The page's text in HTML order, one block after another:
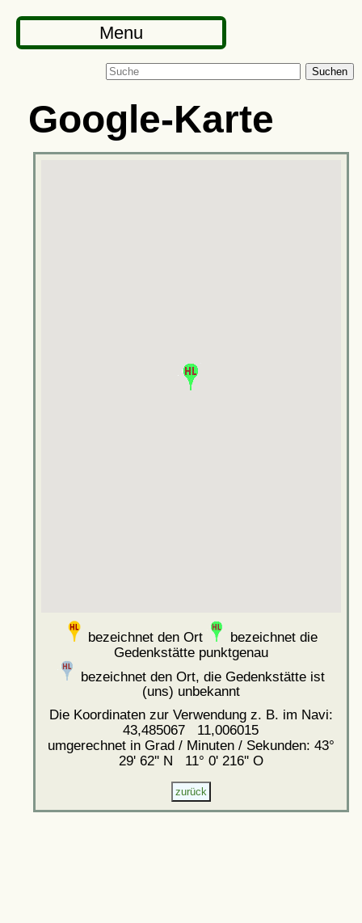
Menu
Suchen
Google-Karte
bezeichnet den Ort
bezeichnet die
Gedenkstätte punktgenau
bezeichnet den Ort, die Gedenkstätte ist
(uns) unbekannt
Die Koordinaten zur Verwendung z. B. im Navi:
43,485067 11,006015
umgerechnet in Grad / Minuten / Sekunden: 43°
29' 62'' N 11° 0' 216'' O